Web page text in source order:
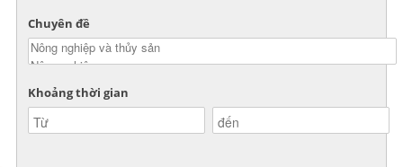
Chuyên đề
Khoảng thời gian